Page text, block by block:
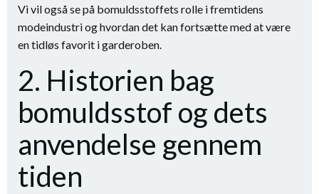
Vi vil også se på bomuldsstoffets rolle i fremtidens
modeindustri og hvordan det kan fortsætte med at være
en tidløs favorit i garderoben.
2. Historien bag
bomuldsstof og dets
anvendelse gennem
tiden